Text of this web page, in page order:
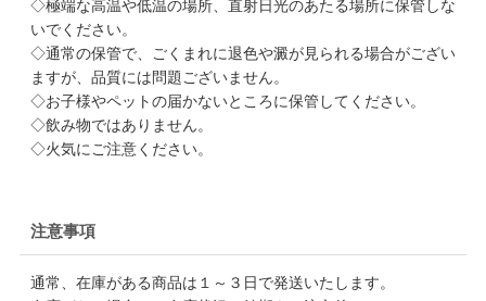
◇極端な高温や低温の場所、直射日光のあたる場所に保管しな
いでください。
◇通常の保管で、ごくまれに退色や澱が見られる場合がござい
ますが、品質には問題ございません。
◇お子様やペットの届かないところに保管してください。
◇飲み物ではありません。
◇火気にご注意ください。
注意事項
通常、在庫がある商品は１～３日で発送いたします。